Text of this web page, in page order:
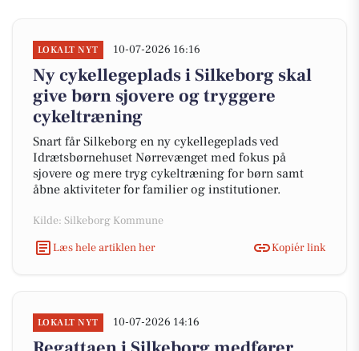
LOKALT NYT 10-07-2026 16:16
Ny cykellegeplads i Silkeborg skal
give børn sjovere og tryggere
cykeltræning
Snart får Silkeborg en ny cykellegeplads ved
Idrætsbørnehuset Nørrevænget med fokus på
sjovere og mere tryg cykeltræning for børn samt
åbne aktiviteter for familier og institutioner.
Kilde: Silkeborg Kommune
Læs hele artiklen her
Kopiér link
LOKALT NYT 10-07-2026 14:16